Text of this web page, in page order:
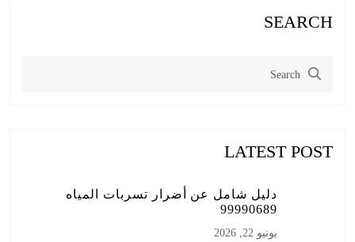
SEARCH
LATEST POST
دليل شامل عن أضرار تسربات المياه
99990689
يونيو 22, 2026